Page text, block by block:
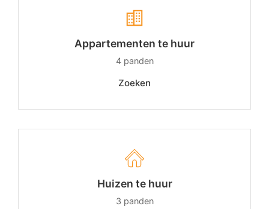
Appartementen te huur
4 panden
Zoeken
Huizen te huur
3 panden